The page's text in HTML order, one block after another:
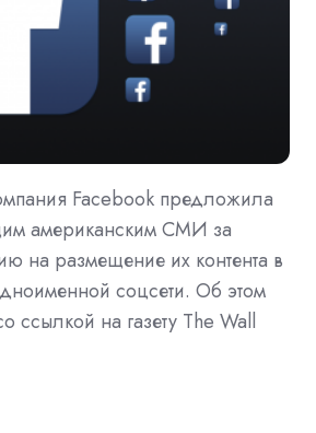
Facebook предложила
американским СМИ за
на размещение их контента в
соцсети. Об этом
ссылкой на газету The Wall